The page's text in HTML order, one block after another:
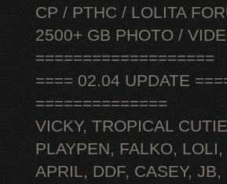
CP / PTHC / LOLITA
2500+ GB PHOTO /
===================
==== 02.04 UPDATE
==============
VICKY, TROPICAL
PLAYPEN, FALKO,
APRIL, DDF, CASEY,